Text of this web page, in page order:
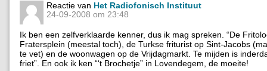
Reactie van Het Radiofonisch Instituut
24-09-2008 om 23:48
Ik ben een zelfverklaarde kenner, dus ik mag spreken. “De
Fratersplein (meestal toch), de Turkse friturist op Sint-Jacobs
te vet) en de woonwagen op de Vrijdagmarkt. Te mijden is
friet”. En ook ik ken “‘t Brochetje” in Lovendegem, de moeite!